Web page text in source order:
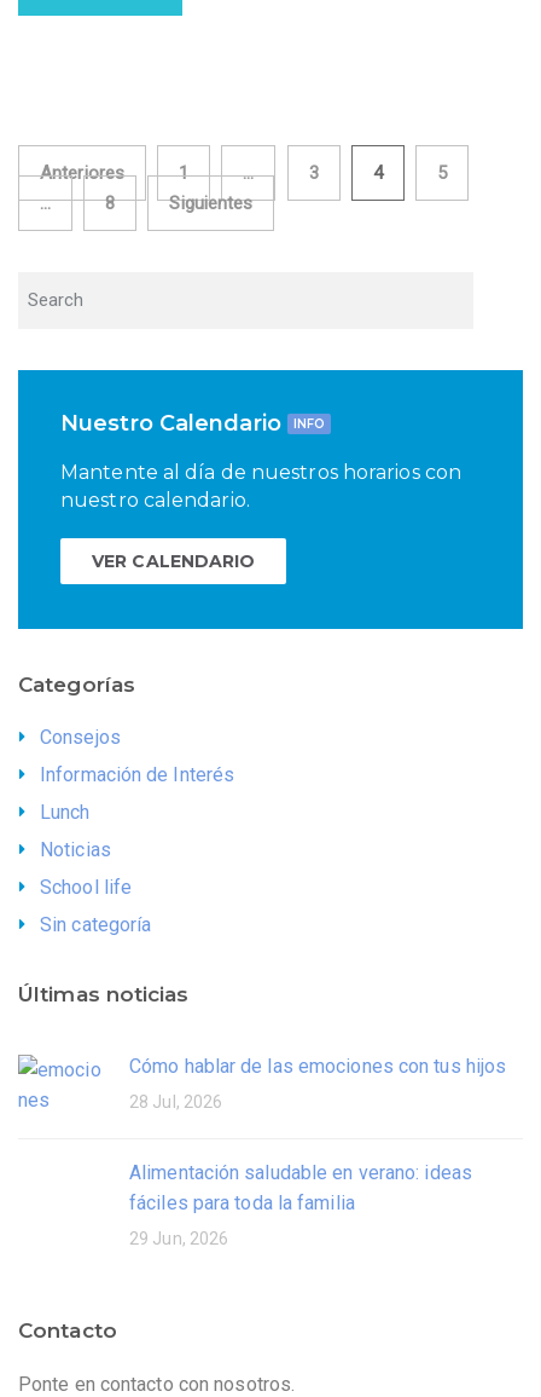
Paginación
de
Anteriores 1 … 3 4
5
…
8 Siguientes
Nuestro Calendario INFO
Mantente al día de nuestros horarios con
nuestro calendario.
VER CALENDARIO
Categorías
Consejos
Información de Interés
Lunch
Noticias
School life
Sin categoría
Últimas noticias
Cómo hablar de las emociones con tus hijos
28 Jul, 2026
Alimentación saludable en verano: ideas
fáciles para toda la familia
29 Jun, 2026
Contacto
Ponte en contacto con nosotros.